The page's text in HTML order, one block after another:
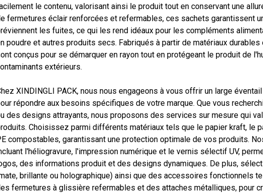
le contenu, valorisant ainsi le produit tout en conservant une
fermetures éclair renforcées et refermables, ces sachets garantissent
les fuites, ce qui les rend idéaux pour les compléments
poudre et autres produits secs. Fabriqués à partir de matériaux
conçus pour se démarquer en rayon tout en protégeant le produit de
extérieurs.
XINDINGLI PACK, nous nous engageons à vous offrir un large
répondre aux besoins spécifiques de votre marque. Que vous
des designs attrayants, nous proposons des services sur mesure qui
Choisissez parmi différents matériaux tels que le papier kraft, le
compostables, garantissant une protection optimale de vos produits.
l'héliogravure, l'impression numérique et le vernis sélectif UV,
des informations produit et des designs dynamiques. De plus,
brillante ou holographique) ainsi que des accessoires fonctionnels
fermetures à glissière refermables et des attaches métalliques, pour